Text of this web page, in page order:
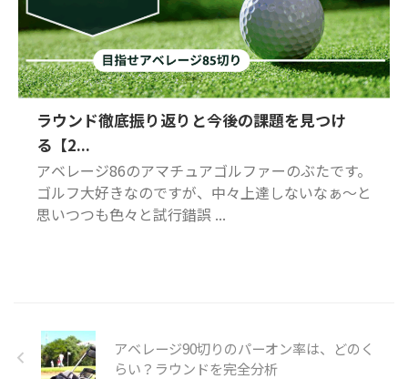
ラウンド徹底振り返りと今後の課題を見つけ
る【2...
アベレージ86のアマチュアゴルファーのぶたです。
ゴルフ大好きなのですが、中々上達しないなぁ～と
思いつつも色々と試行錯誤 ...
アベレージ90切りのパーオン率は、どのく
らい？ラウンドを完全分析